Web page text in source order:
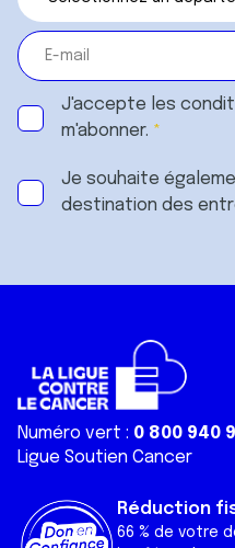
J'accepte les
m'abonner.
Je souhaite
destination des
Numéro vert : 0 800 940
Ligue Soutien Cancer
Réduction
66 % de votre